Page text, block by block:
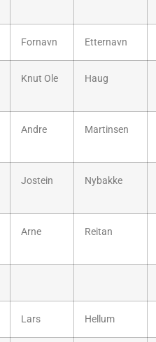
Fornavn Etternavn
Knut Ole Haug
Andre Martinsen
Jostein Nybakke
Arne Reitan
Lars Hellum